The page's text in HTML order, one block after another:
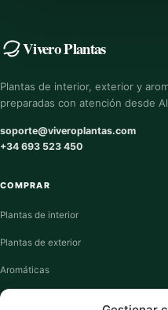
Vivero Plantas
Plantas de interior, exterior y
preparadas con atención desde
soporte@viveroplantas.com
+34 693 523 450
COMPRAR
Plantas de interior
Plantas de exterior
Aromáticas
Suculentas